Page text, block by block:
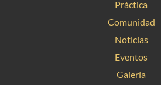
Práctica
Comunidad
Noticias
Eventos
Galería